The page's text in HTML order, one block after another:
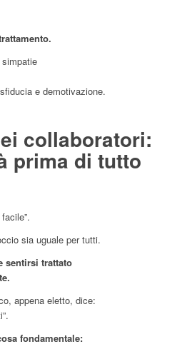
e demotivazione.
collaboratori:
prima di tutto
sia uguale per tutti.
sentirsi trattato
appena eletto, dice:
fondamentale: